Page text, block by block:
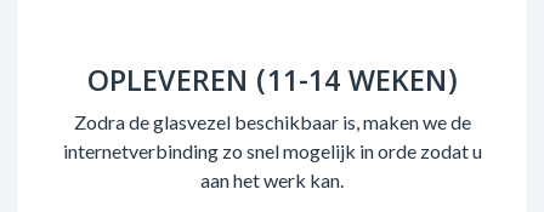
OPLEVEREN (11-14 WEKEN)
Zodra de glasvezel beschikbaar is, maken we de
internetverbinding zo snel mogelijk in orde zodat u
aan het werk kan.